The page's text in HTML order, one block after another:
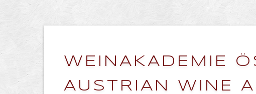
WEINAKADEMIE
AUSTRIAN WINE